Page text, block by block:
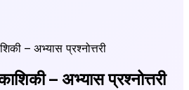
– अभ्यास प्रश्नोत्तरी
– अभ्यास प्रश्नोत्तरी